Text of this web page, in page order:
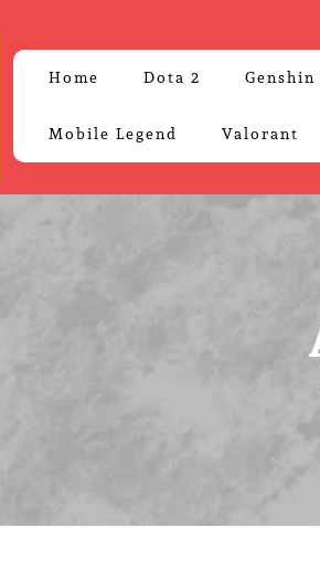
Home Dota 2
Mobile Legend Valorant